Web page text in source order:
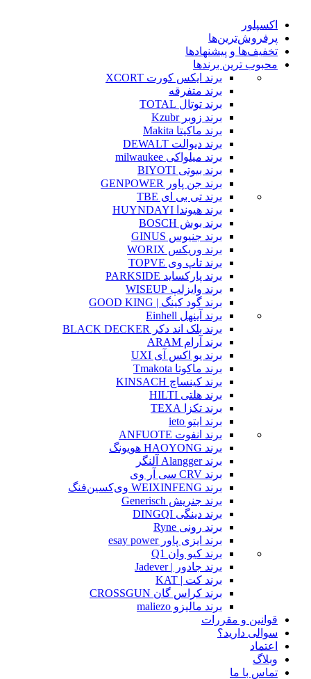
اکسپلور
پرفروش‌ترین‌ها
تخفیف‌ها و پیشنهادها
محبوب ترین برندها
برند ایکس کورت XCORT
برند متفرقه
برند توتال TOTAL
برند زوبر Kzubr
برند ماکیتا Makita
برند دیوالت DEWALT
برند میلواکی milwaukee
برند بیوتی BIYOTI
برند جن پاور GENPOWER
برند تی بی ای TBE
برند هیوندا HUYNDAYI
برند بوش BOSCH
برند جنیوس GINUS
برند وریکس WORIX
برند تاپ وی TOPVE
برند پارکساید PARKSIDE
برند وایزلپ WISEUP
برند گود کینگ | GOOD KING
برند آینهل Einhell
برند بلک اند دکر BLACK DECKER
برند آرام ARAM
برند یو اکس آی UXI
برند ماکوتا Tmakota
برند کینساچ KINSACH
برند هلتی HILTI
برند تکزا TEXA
برند ایتو ieto
برند انفوت ANFUOTE
برند HAOYONG هویونگ
برند Alangger آلنگر
برند CRV سی آر وی
برند WEIXINFENG وی‌کسین‌فنگ
برند جنریش Generisch
برند دینگی DINGQI
برند رونی Ryne
برند ایزی پاور esay power
برند کیو وان Q1
برند جادور | Jadever
برند کت | KAT
برند کراس گان CROSSGUN
برند مالیزو maliezo
قوانین و مقررات
سوالی دارید؟
اعتماد
وبلاگ
تماس با ما